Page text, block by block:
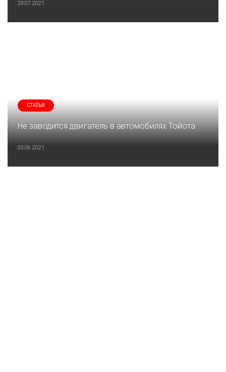
29.07.2021
СТАТЬИ
Не заводится двигатель в автомобилях Тойота
03.06.2021